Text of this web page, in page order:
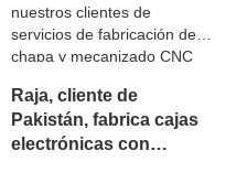
nuestros clientes de
servicios de fabricación de
chapa y mecanizado CNC
desde 2018/4
Raja, cliente de
Pakistán, fabrica cajas
electrónicas con